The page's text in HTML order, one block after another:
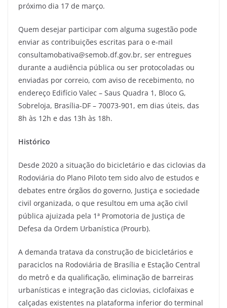
próximo dia 17 de março.
Quem desejar participar com alguma sugestão pode
enviar as contribuições escritas para o e-mail
consultamobativa@semob.df.gov.br, ser entregues
durante a audiência pública ou ser protocoladas ou
enviadas por correio, com aviso de recebimento, no
endereço Edifício Valec – Saus Quadra 1, Bloco G,
Sobreloja, Brasília-DF – 70073-901, em dias úteis, das
8h às 12h e das 13h às 18h.
Histórico
Desde 2020 a situação do bicicletário e das ciclovias da
Rodoviária do Plano Piloto tem sido alvo de estudos e
debates entre órgãos do governo, Justiça e sociedade
civil organizada, o que resultou em uma ação civil
pública ajuizada pela 1ª Promotoria de Justiça de
Defesa da Ordem Urbanística (Prourb).
A demanda tratava da construção de bicicletários e
paraciclos na Rodoviária de Brasília e Estação Central
do metrô e da qualificação, eliminação de barreiras
urbanísticas e integração das ciclovias, ciclofaixas e
calçadas existentes na plataforma inferior do terminal